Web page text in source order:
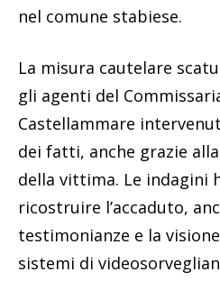
nel comune stabiese.
La misura cautelare
gli agenti del
Castellammare
dei fatti, anche grazie
della vittima. Le indagini
ricostruire l’accaduto,
testimonianze e la
sistemi di